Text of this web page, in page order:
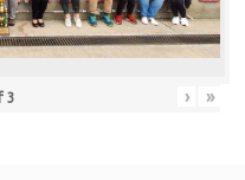
3 › »